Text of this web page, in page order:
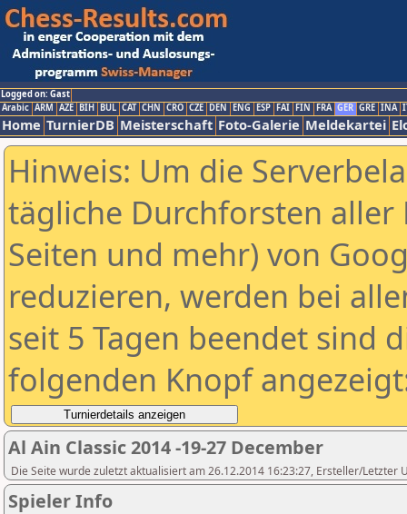
Logged on: Gast
Arabic ARM AZE BIH BUL CAT CHN CRO CZE DEN ENG ESP FAI FIN FRA GER GRE INA
Home TurnierDB Meisterschaft Foto-Galerie Meldekartei
Hinweis: Um die
tägliche Durchforsten aller
Seiten und mehr) von
reduzieren, werden bei
seit 5 Tagen beendet sind
folgenden Knopf
Al Ain Classic 2014 -19-27 December
Die Seite wurde zuletzt aktualisiert am 26.12.2014 16:23:27, Ersteller/Letzter
Spieler Info